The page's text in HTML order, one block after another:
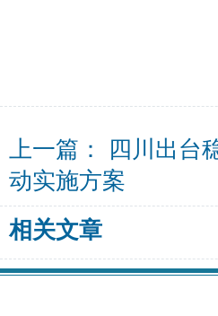
上一篇：
四川出台
动实施方案
相关文章